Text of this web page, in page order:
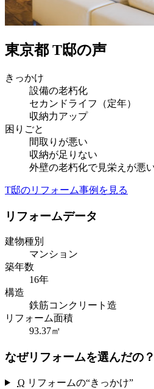
東京都 T邸の声
きっかけ
設備の老朽化
セカンドライフ（定年）
収納力アップ
困りごと
間取りが悪い
収納が足りない
外壁の老朽化で見栄えが悪
T邸のリフォーム事例を見る
リフォームデータ
建物種別
マンション
築年数
16年
構造
鉄筋コンクリート造
リフォーム面積
93.37㎡
なぜリフォームを選んだの？
Q リフォームの“きっかけ”